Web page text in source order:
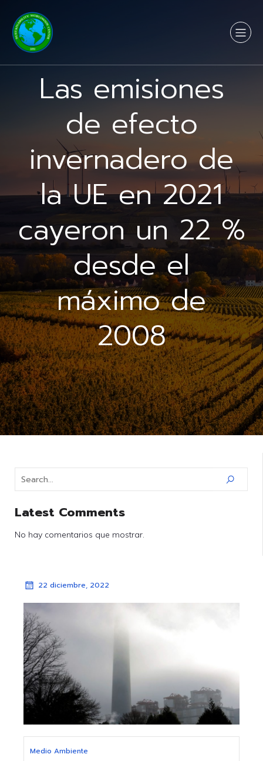
Las emisiones
de efecto
invernadero de
la UE en 2021
cayeron un 22 %
desde el
máximo de
2008
Latest Comments
No hay comentarios que mostrar.
22 diciembre, 2022
Medio Ambiente